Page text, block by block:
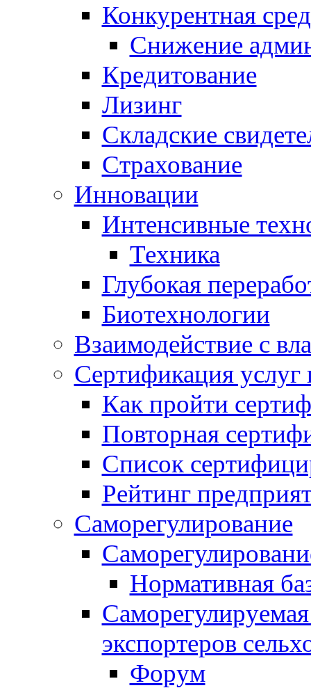
Конкурентная
Снижение
Кредитование
Лизинг
Складские
Страхование
Инновации
Интенсивные
Техника
Глубокая
Биотехнологии
Взаимодействие с
Сертификация услуг
Как пройти
Повторная
Список
Рейтинг
Саморегулирование
Нормативная
экспортеров
Форум